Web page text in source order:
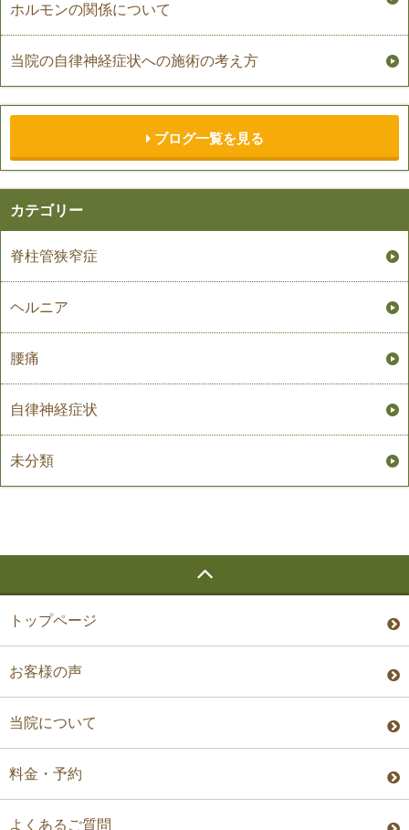
ホルモンの関係について
当院の自律神経症状への施術の考え方
ブログ一覧を見る
カテゴリー
脊柱管狭窄症
ヘルニア
腰痛
自律神経症状
未分類
トップページ
お客様の声
当院について
料金・予約
よくあるご質問